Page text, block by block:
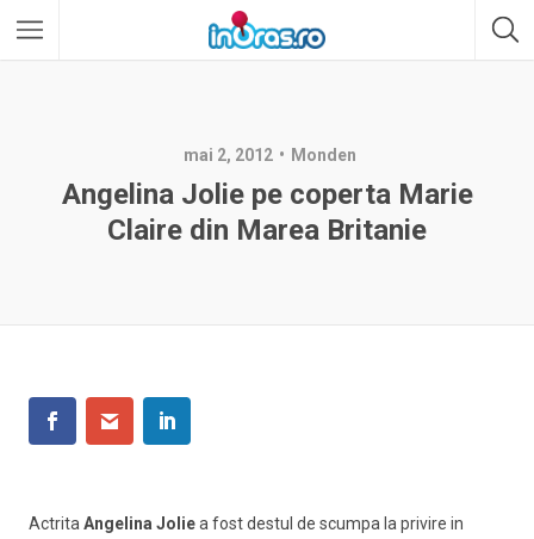
mai 2, 2012 Monden
Angelina Jolie pe coperta Marie
Claire din Marea Britanie
Actrita Angelina Joliea fost destul de scumpa la privire in